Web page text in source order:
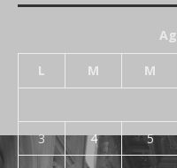
L M M
3
4 5